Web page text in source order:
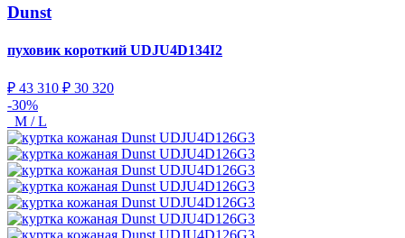
Dunst
пуховик короткий UDJU4D134I2
₽ 43 310 ₽ 30 320
-30%
M / L